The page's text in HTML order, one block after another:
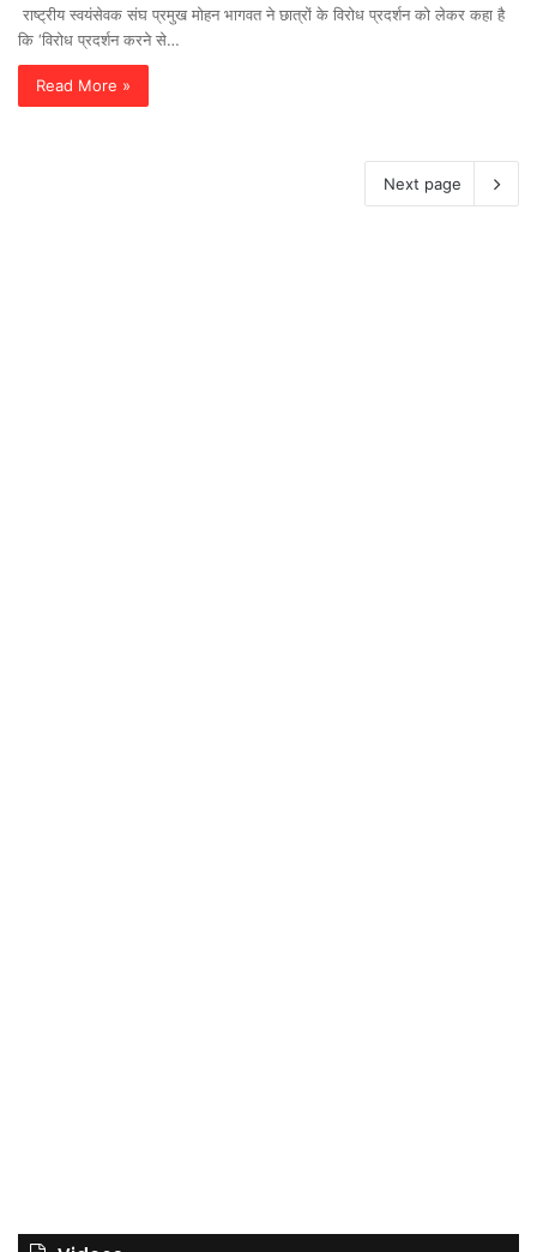
राष्ट्रीय स्वयंसेवक संघ प्रमुख मोहन भागवत ने छात्रों के विरोध प्रदर्शन को लेकर कहा है
कि ‘विरोध प्रदर्शन करने से…
Read More »
Next page